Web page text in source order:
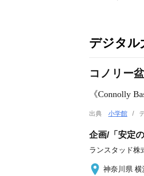
デジタル
コノリー
《Connolly
出典 小学館
企画/「安定
ランスタッド株
神奈川県 横